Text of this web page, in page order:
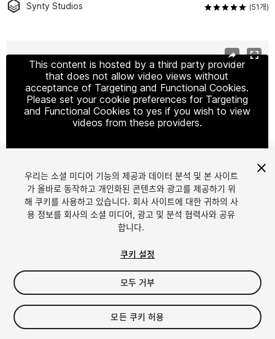
Synty Studios (51개)
This content is hosted by a third party provider
that does not allow video views without
acceptance of Targeting and Functional Cookies.
Please set your cookie preferences for Targeting
and Functional Cookies to yes if you wish to view
videos from these providers.
Cookie Settings
1/26
$149.99
세금/부가세는 결제 시 반영됩니다.
우리는 소셜 미디어 기능의 제공과 데이터 분석 및 본 사이트
가 올바로 동작하고 개인화된 콘텐츠와 광고를 제공하기 위
해 쿠키를 사용하고 있습니다. 회사 사이트에 대한 귀하의 사
용 정보를 회사의 소셜 미디어, 광고 및 분석 협력사와 공유
합니다.
쿠키 설정
모두 거부
모든 쿠키 허용